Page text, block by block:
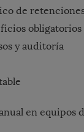
de
obligatorios
y auditoría
en